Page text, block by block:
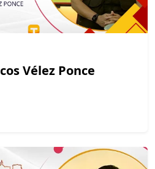
Vélez Ponce